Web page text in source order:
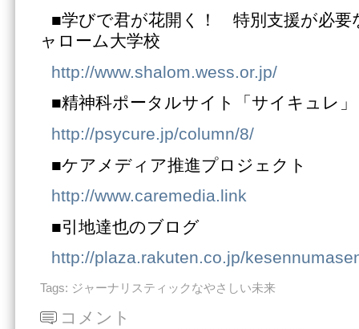
■学びで君が花開く！ 特別支援が必要
ャローム大学校
http://www.shalom.wess.or.jp/
■精神科ポータルサイト「サイキュレ
http://psycure.jp/column/8/
■ケアメディア推進プロジェクト
http://www.caremedia.link
■引地達也のブログ
http://plaza.rakuten.co.jp/
Tags: ジャーナリスティックなやさしい未来
コメント